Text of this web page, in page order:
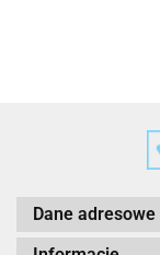
Dane adresowe